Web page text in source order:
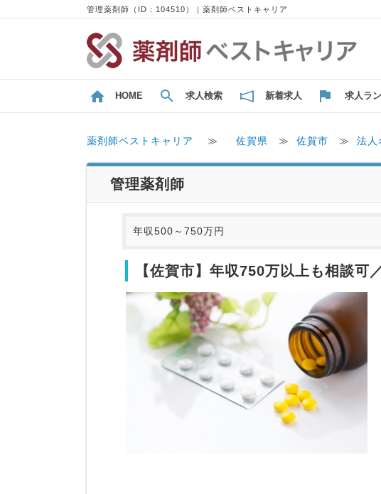
管理薬剤師（ID：104510）｜薬剤師ベストキャリア
HOME 求人検索 新着求人 求人ラ
薬剤師ベストキャリア ≫ 佐賀県 ≫ 佐賀市 ≫ 法人
管理薬剤師
年収500～750万円
【佐賀市】年収750万以上も相談可